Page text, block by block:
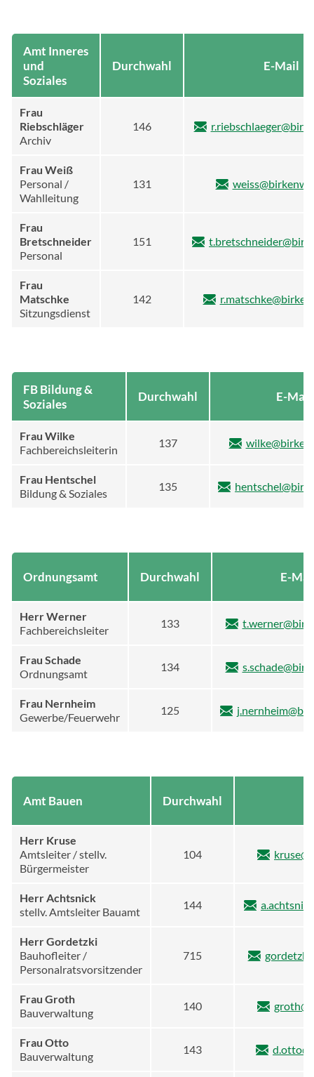
Amt Inneres
und
Soziales
Durchwahl E-Mail
Frau
Riebschläger
Archiv
146
Frau Weiß
Personal /
Wahlleitung
131
Frau
Bretschneider
Personal
151
Frau
Matschke
Sitzungsdienst
142
FB Bildung &
Soziales
Durchwahl E-Mail
Frau Wilke
Fachbereichsleiterin
137
Frau Hentschel
Bildung & Soziales
135
Ordnungsamt Durchwahl E-
Herr Werner
Fachbereichsleiter
133
Frau Schade
Ordnungsamt
134
Frau Nernheim
Gewerbe/Feuerwehr
125
Amt Bauen Durchwahl
Herr Kruse
Amtsleiter / stellv.
Bürgermeister
104
Herr Achtsnick
stellv. Amtsleiter Bauamt
144
Herr Gordetzki
Bauhofleiter /
Personalratsvorsitzender
715
Frau Groth
Bauverwaltung
140
Frau Otto
Bauverwaltung
143